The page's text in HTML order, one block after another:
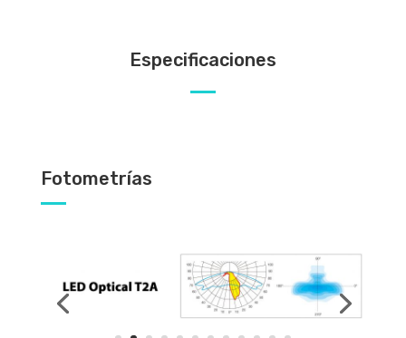
Especificaciones
Fotometrías